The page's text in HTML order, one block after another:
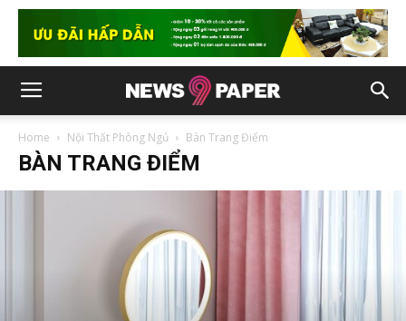
Home Nội Thất Phòng Ngủ Bàn Trang Điểm
BÀN TRANG ĐIỂM